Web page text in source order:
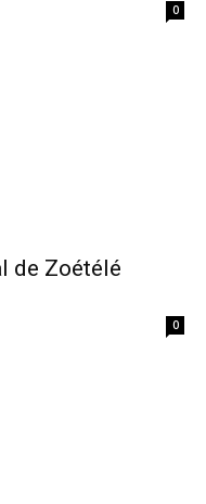
0
de Zoétélé
0